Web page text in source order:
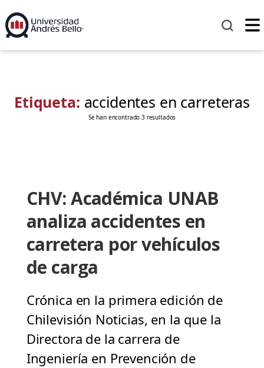
Etiqueta: accidentes en carreteras
Se han encontrado 3 resultados
CHV: Académica UNAB
analiza accidentes en
carretera por vehículos
de carga
Crónica en la primera edición de
Chilevisión Noticias, en la que la
Directora de la carrera de
Ingeniería en Prevención de